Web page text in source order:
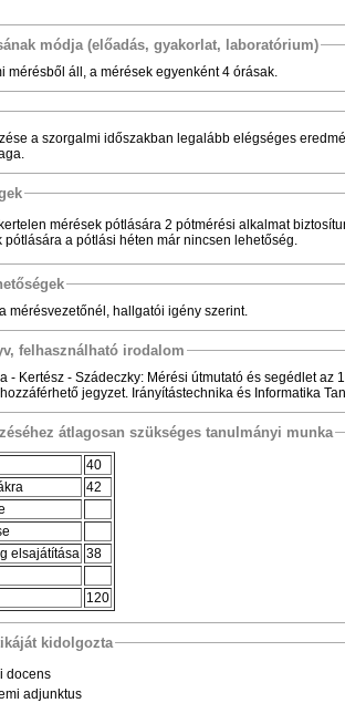
módja (előadás, gyakorlat, laboratórium)
mérésből áll, a mérések egyenként 4 órásak.
a szorgalmi időszakban legalább elégséges
mérések pótlására 2 pótmérési alkalmat
pótlására a pótlási héten már nincsen lehetőség.
mérésvezetőnél, hallgatói igény szerint.
felhasználható irodalom
- Kertész - Szádeczky: Mérési útmutató és segédlet az
jegyzet. Irányítástechnika és Informatika
átlagosan szükséges tanulmányi munka
40
42
elsajátítása 38
120
kidolgozta
docens
adjunktus